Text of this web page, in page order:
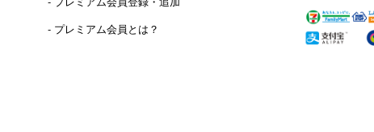
- プレミアム会員とは？